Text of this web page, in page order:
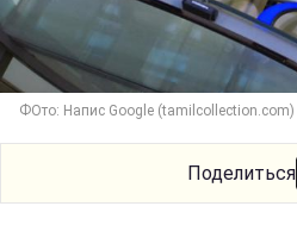
ФОто: Напис Google (tamilcollection.com)
Поделиться